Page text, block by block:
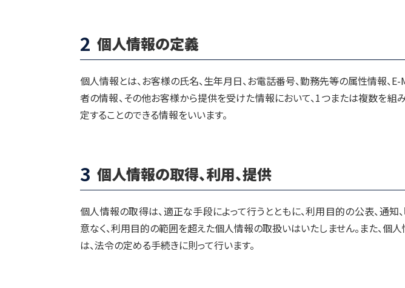
2 個人情報の定義
個人情報とは、お客様の氏名、生年月日、お電話番号、勤務先等の属性情報、
者の情報、その他お客様から提供を受けた情報において、1つまたは複数を組
定することのできる情報をいいます。
3 個人情報の取得、利用、提供
個人情報の取得は、適正な手段によって行うとともに、利用目的の公表、通知
意なく、利用目的の範囲を超えた個人情報の取扱いはいたしません。また、個
は、法令の定める手続きに則って行います。